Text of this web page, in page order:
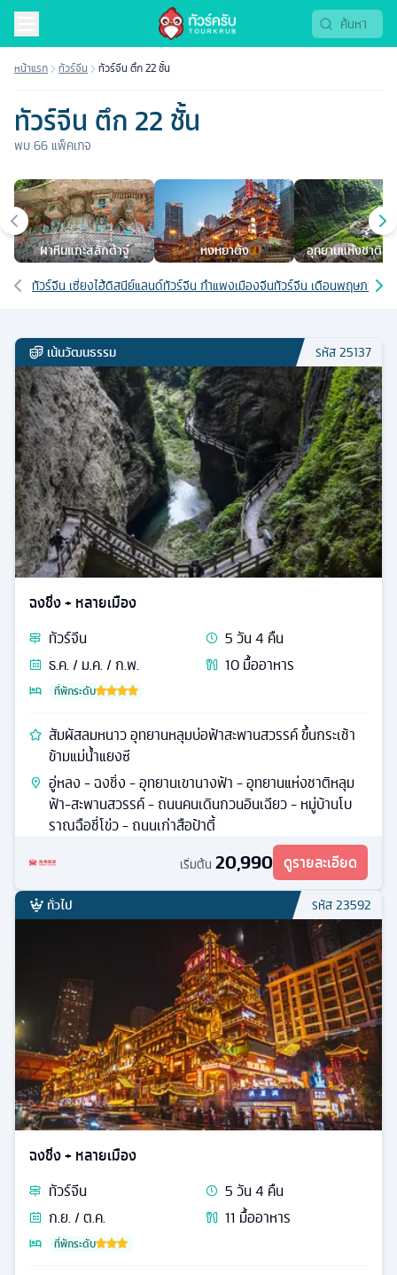
หน้าแรก ทัวร์จีน ทัวร์จีน ตึก 22 ชั้น
ทัวร์จีน ตึก 22 ชั้น
พบ66 แพ็คเกจ
เมืองยอดนิยม
ผาหินแกะสลักต้าจู๋ หงหยาต้ง
อุทยานแห่งชาติห
สะพานสวรรค์
เส้นทางที่เกี่ยวข้อง
ทัวร์จีน เซี่ยงไฮ้ดิสนีย์แลนด์ทัวร์จีน กำแพงเมืองจีนทัวร์จีน เดือนพฤษภาคม
เน้นวัฒนธรรม รหัส25137
ฉงชิ่ง + หลายเมือง
ทัวร์จีน 5วัน4 คืน
ธ.ค. / ม.ค. / ก.พ.
10มื้ออาหาร
ที่พักระดับ
สัมผัสลมหนาว อุทยานหลุมบ่อฟ้าสะพานสวรรค์ ขึ้นกระเช้า
ข้ามแม่น้ำแยงซี
อู่หลง - ฉงชิ่ง - อุทยานเขานางฟ้า - อุทยานแห่งชาติหลุม
ฟ้า-สะพานสวรรค์ - ถนนคนเดินกวนอินเฉียว - หมู่บ้านโบ
ราณฉือชี่โข่ว - ถนนเก่าสือป้าตี้
เริ่มต้น 20,990 ดูรายละเอียด
ทั่วไป รหัส23592
ฉงชิ่ง + หลายเมือง
ทัวร์จีน 5วัน4 คืน
ก.ย. / ต.ค.
11 มื้ออาหาร
ที่พักระดับ